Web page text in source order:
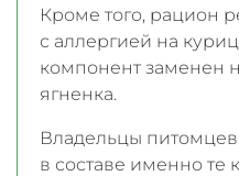
Кроме того, рацион
с аллергией на
компонент заменен
ягненка.
Владельцы
в составе именно те